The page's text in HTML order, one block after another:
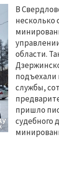
В
несколько
области.
подъехали
службы,
пришло
судебного